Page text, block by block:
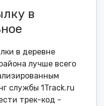
в
в деревне
лучше всего
службы 1Track.ru
трек-код -